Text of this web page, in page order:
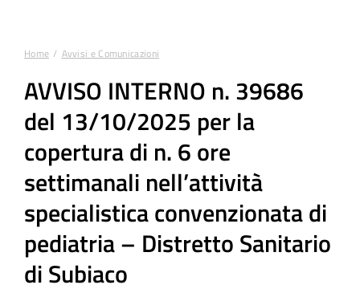
Tu sei qui:
Home Avvisi e Comunicazioni
AVVISO INTERNO n. 39686
del 13/10/2025 per la
copertura di n. 6 ore
settimanali nell’attività
specialistica convenzionata di
pediatria – Distretto Sanitario
di Subiaco